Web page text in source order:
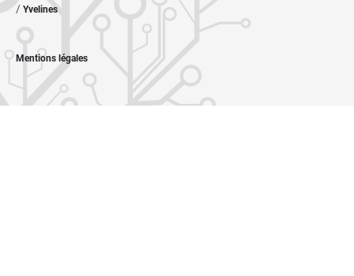
/ Yvelines
Mentions légales